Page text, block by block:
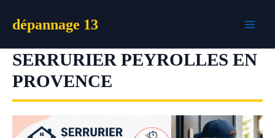
dépannage 13
SERRURIER PEYROLLES EN
PROVENCE